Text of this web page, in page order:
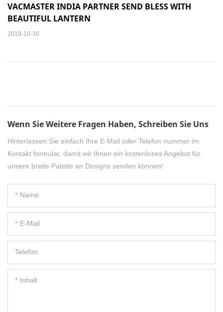
VACMASTER INDIA PARTNER SEND BLESS WITH
BEAUTIFUL LANTERN
2019-10-30
Wenn Sie Weitere Fragen Haben, Schreiben Sie Uns
Hinterlassen Sie einfach Ihre E-Mail oder Telefon nummer im
Kontakt formular, damit wir Ihnen ein kostenloses Angebot für
unsere breite Palette an Designs senden können!
Name
E-Mail
Telefon
Inhalt